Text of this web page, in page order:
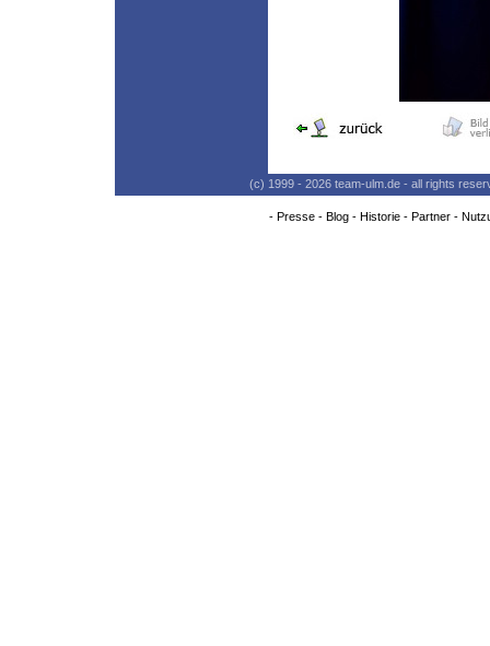
(c) 1999 - 2026 team-ulm.de - all rights
- Presse- Blog- Historie- Partner-